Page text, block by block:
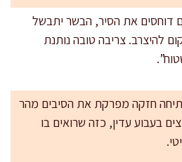
דוחסים את הסיר, הבשר יתבשל
להיצרב. צריבה טובה נותנת
חזקה מפרקת את הסיבים מהר
בעבוע עדין, כזה שרואים בו